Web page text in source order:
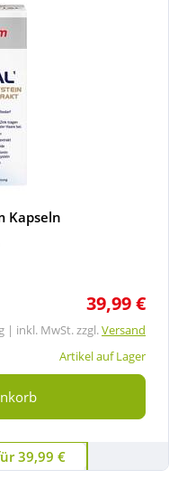
Kapseln
39,99 €
| inkl. MwSt. zzgl.Versand
Artikel auf Lager
39,99 €